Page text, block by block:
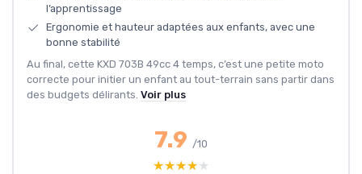
l’apprentissage
Ergonomie et hauteur adaptées aux enfants, avec une
bonne stabilité
Au final, cette KXD 703B 49cc 4 temps, c’est une petite moto
correcte pour initier un enfant au tout-terrain sans partir dans
des budgets délirants. Voir plus
7.9 /10
★★★★★
★★★★★